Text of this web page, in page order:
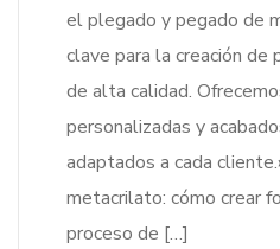
el plegado y pegado de
clave para la creación de
de alta calidad.
personalizadas y
adaptados a cada
metacrilato: cómo crear
proceso de […]